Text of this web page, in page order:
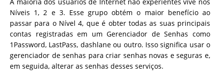
Níveis 1, 2 e 3. Esse grupo obtém o maior benefício ao
passar para o Nível 4, que é obter todas as suas principais
contas registradas em um Gerenciador de Senhas como
1Password, LastPass, dashlane ou outro. Isso significa usar o
gerenciador de senhas para criar senhas novas e seguras e,
em seguida, alterar as senhas desses serviços.